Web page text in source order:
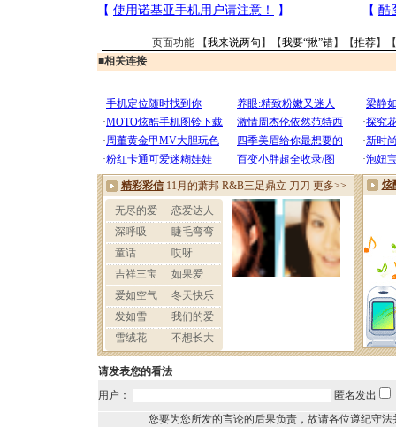
页面功能 【我来说两句 】【我要“揪”错】【推荐】
■相关连接
请发表您的看法
用户：
匿名发出
您要为您所发的言论的后果负责，故请各位遵纪守